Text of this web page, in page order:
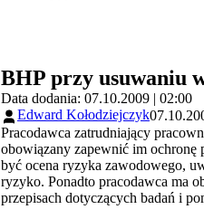
BHP przy usuwaniu
Data dodania: 07.10.2009 | 02:00
Edward Kołodziejczyk
Pracodawca zatrudniający
obowiązany zapewnić im ochronę
być ocena ryzyka zawodowego,
ryzyko. Ponadto pracodawca ma
przepisach dotyczących badań i